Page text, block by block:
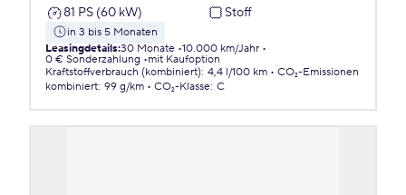
81 PS (60 kW)
Stoff
in 3 bis 5 Monaten
Leasingdetails:30 Monate 10.000 km/Jahr
0 € Sonderzahlung
mit Kaufoption
Kraftstoffverbrauch (kombiniert): 4,4 l/100 km
CO₂-Emissionen
kombiniert: 99 g/km CO₂-Klasse: C